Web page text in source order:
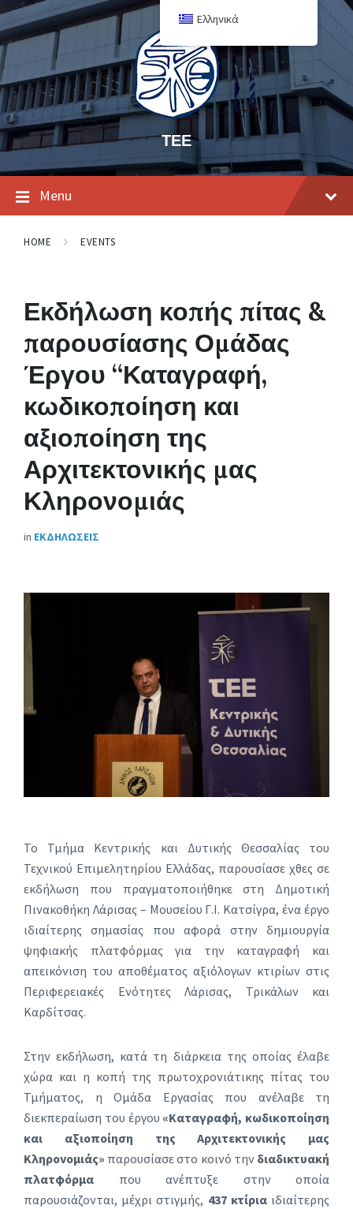
ΤΕΕ
Menu
HOME EVENTS
Εκδήλωση κοπής πίτας &
παρουσίασης Ομάδας
Έργου “Καταγραφή,
κωδικοποίηση και
αξιοποίηση της
Αρχιτεκτονικής μας
Κληρονομιάς
in ΕΚΔΗΛΩΣΕΙΣ
Το Τμήμα Κεντρικής και Δυτικής Θεσσαλίας του
Τεχνικού Επιμελητηρίου Ελλάδας, παρουσίασε χθες σε
εκδήλωση που πραγματοποιήθηκε στη Δημοτική
Πινακοθήκη Λάρισας – Μουσείου Γ.Ι. Κατσίγρα, ένα έργο
ιδιαίτερης σημασίας που αφορά στην δημιουργία
ψηφιακής πλατφόρμας για την καταγραφή και
απεικόνιση του αποθέματος αξιόλογων κτιρίων στις
Περιφερειακές Ενότητες Λάρισας, Τρικάλων και
Καρδίτσας.
Στην εκδήλωση, κατά τη διάρκεια της οποίας έλαβε
χώρα και η κοπή της πρωτοχρονιάτικης πίτας του
Τμήματος, η Ομάδα Εργασίας που ανέλαβε τη
διεκπεραίωση του έργου «Καταγραφή, κωδικοποίηση
και αξιοποίηση της Αρχιτεκτονικής μας
Κληρονομιάς» παρουσίασε στο κοινό την διαδικτυακή
πλατφόρμα που ανέπτυξε στην οποία
παρουσιάζονται, μέχρι στιγμής, 437 κτίριαιδιαίτερης
Ελληνικά